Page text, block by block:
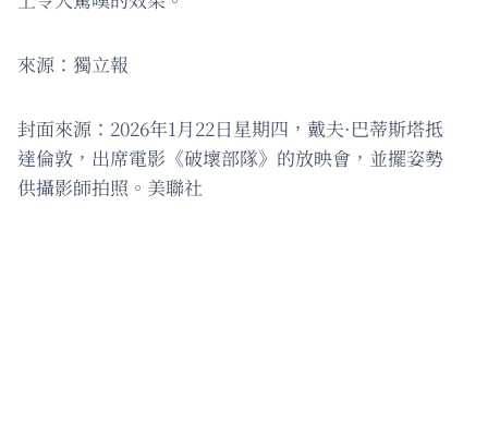
來源：獨立報
封面來源：2026年1月22日星期四，戴夫·巴蒂斯塔抵
達倫敦，出席電影《破壞部隊》的放映會，並擺姿勢
供攝影師拍照。美聯社